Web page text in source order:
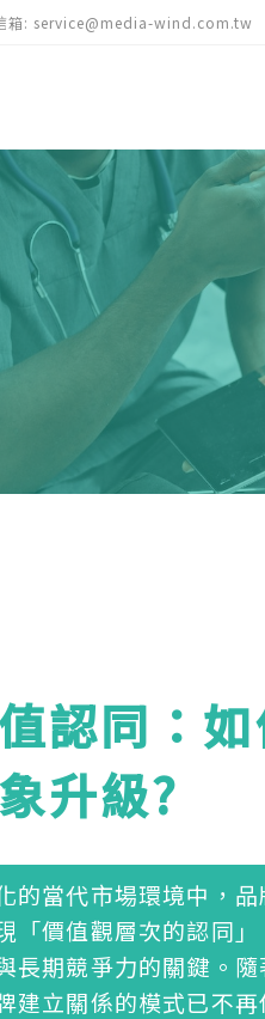
箱: service@media-wind.com.tw
認同：如
升級?
的當代市場環境中，
「價值觀層次的認同
長期競爭力的關鍵。
建立關係的模式已不